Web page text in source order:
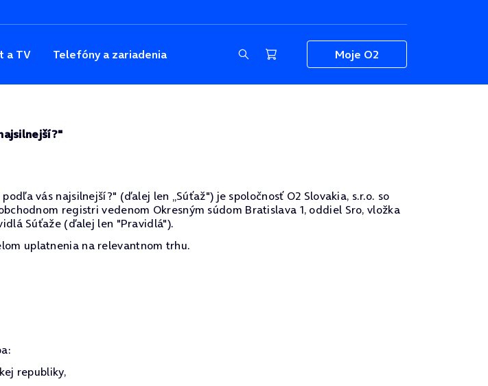
a TV Telefóny a zariadenia Moje O2
vás najsilnejší?" (ďalej len „Súťaž") je spoločnosť O2 Slovakia, s.r.o. so
registri vedenom Okresným súdom Bratislava 1, oddiel Sro, vložka
Súťaže (ďalej len "Pravidlá").
uplatnenia na relevantnom trhu.
republiky,